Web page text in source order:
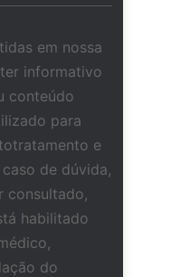
em nossa
informativo
conteúdo
para
e
de dúvida,
consultado,
habilitado
do